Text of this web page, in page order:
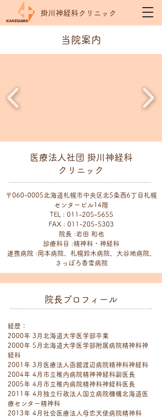
掛川神経科クリニック
当院案内
医療法人社団 掛川神経科
クリニック
〒060-0005北海道札幌市中央区北5条西6丁目札幌
センタービル14階
TEL : 011-205-5655
FAX : 011-205-5303
院長 :岩田 和也
診療科目 :精神科・神経科
連携病院 :岡本病院、札幌鈴木病院、大谷地病院、
さっぽろ香雪病院
院長プロフィール
経歴：
2000年 3月北海道大学医学部卒業
2000年 5月北海道大学医学部附属病院精神科神
経科
2001年 3月医療法人函館渡辺病院精神科神経科
2004年 4月市立稚内病院精神神経科副医長
2005年 4月市立稚内病院精神科神経科医長
2011年 4月独立行政法人国立病院機構北海道医
療センター精神科
2013年 4月社会医療法人母恋天使病院精神科